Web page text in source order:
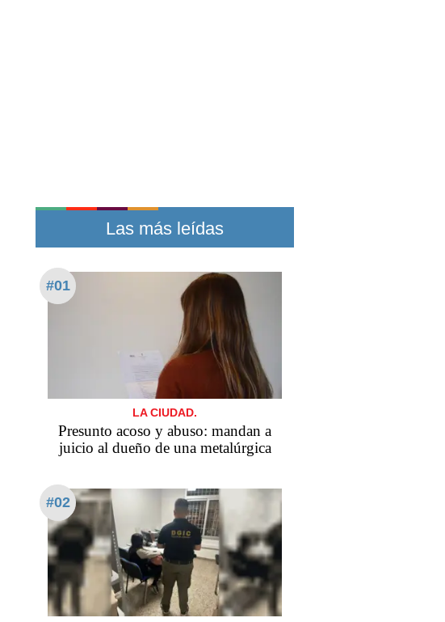
Las más leídas
#01
LA CIUDAD.
Presunto acoso y abuso: mandan a
juicio al dueño de una metalúrgica
#02